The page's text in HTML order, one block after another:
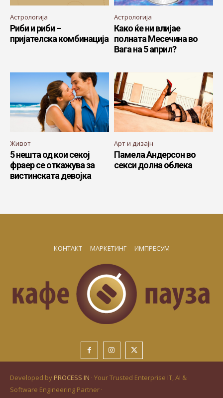
Астрологија
Риби и риби –
пријателска комбинација
Астрологија
Како ќе ни влијае
полната Месечина во
Вага на 5 април?
Живот
5 нешта од кои секој
фраер се откажува за
вистинската девојка
Арт и дизајн
Памела Андерсон во
секси долна облека
КОНТАКТ МАРКЕТИНГ ИМПРЕСУМ
Developed by PROCESS IN · Your Trusted Enterprise IT, AI &
Software Engineering Partner ·